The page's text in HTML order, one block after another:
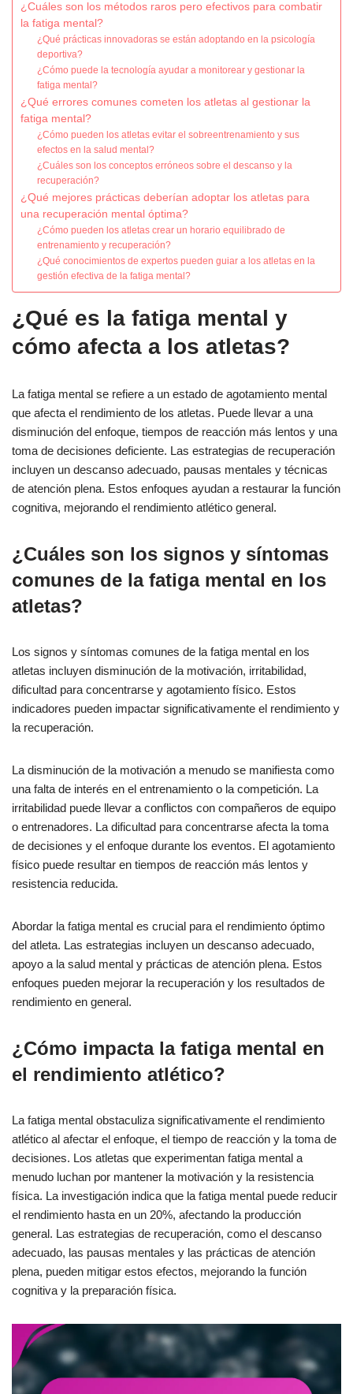
¿Cuáles son los métodos raros pero efectivos para combatir
la fatiga mental?
¿Qué prácticas innovadoras se están adoptando en la psicología
deportiva?
¿Cómo puede la tecnología ayudar a monitorear y gestionar la
fatiga mental?
¿Qué errores comunes cometen los atletas al gestionar la
fatiga mental?
¿Cómo pueden los atletas evitar el sobreentrenamiento y sus
efectos en la salud mental?
¿Cuáles son los conceptos erróneos sobre el descanso y la
recuperación?
¿Qué mejores prácticas deberían adoptar los atletas para
una recuperación mental óptima?
¿Cómo pueden los atletas crear un horario equilibrado de
entrenamiento y recuperación?
¿Qué conocimientos de expertos pueden guiar a los atletas en la
gestión efectiva de la fatiga mental?
¿Qué es la fatiga mental y
cómo afecta a los atletas?
La fatiga mental se refiere a un estado de agotamiento mental
que afecta el rendimiento de los atletas. Puede llevar a una
disminución del enfoque, tiempos de reacción más lentos y una
toma de decisiones deficiente. Las estrategias de recuperación
incluyen un descanso adecuado, pausas mentales y técnicas
de atención plena. Estos enfoques ayudan a restaurar la función
cognitiva, mejorando el rendimiento atlético general.
¿Cuáles son los signos y síntomas
comunes de la fatiga mental en los
atletas?
Los signos y síntomas comunes de la fatiga mental en los
atletas incluyen disminución de la motivación, irritabilidad,
dificultad para concentrarse y agotamiento físico. Estos
indicadores pueden impactar significativamente el rendimiento y
la recuperación.
La disminución de la motivación a menudo se manifiesta como
una falta de interés en el entrenamiento o la competición. La
irritabilidad puede llevar a conflictos con compañeros de equipo
o entrenadores. La dificultad para concentrarse afecta la toma
de decisiones y el enfoque durante los eventos. El agotamiento
físico puede resultar en tiempos de reacción más lentos y
resistencia reducida.
Abordar la fatiga mental es crucial para el rendimiento óptimo
del atleta. Las estrategias incluyen un descanso adecuado,
apoyo a la salud mental y prácticas de atención plena. Estos
enfoques pueden mejorar la recuperación y los resultados de
rendimiento en general.
¿Cómo impacta la fatiga mental en
el rendimiento atlético?
La fatiga mental obstaculiza significativamente el rendimiento
atlético al afectar el enfoque, el tiempo de reacción y la toma de
decisiones. Los atletas que experimentan fatiga mental a
menudo luchan por mantener la motivación y la resistencia
física. La investigación indica que la fatiga mental puede reducir
el rendimiento hasta en un 20%, afectando la producción
general. Las estrategias de recuperación, como el descanso
adecuado, las pausas mentales y las prácticas de atención
plena, pueden mitigar estos efectos, mejorando la función
cognitiva y la preparación física.